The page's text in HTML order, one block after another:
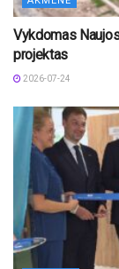
Vykdomas
projektas
2026-07-24